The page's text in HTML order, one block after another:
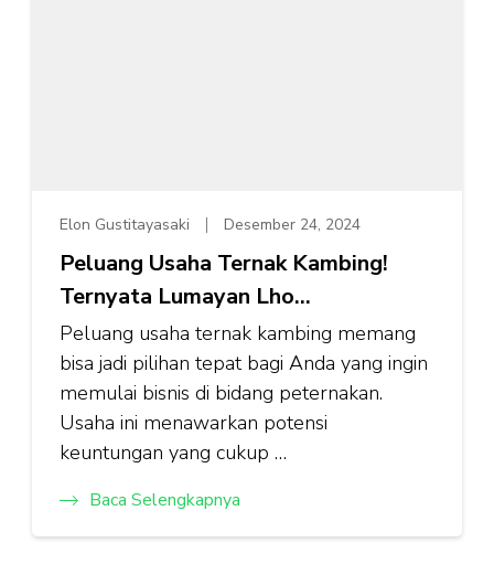
Elon Gustitayasaki Desember 24, 2024
Peluang Usaha Ternak Kambing!
Ternyata Lumayan Lho…
Peluang usaha ternak kambing memang
bisa jadi pilihan tepat bagi Anda yang ingin
memulai bisnis di bidang peternakan.
Usaha ini menawarkan potensi
keuntungan yang cukup …
Baca Selengkapnya